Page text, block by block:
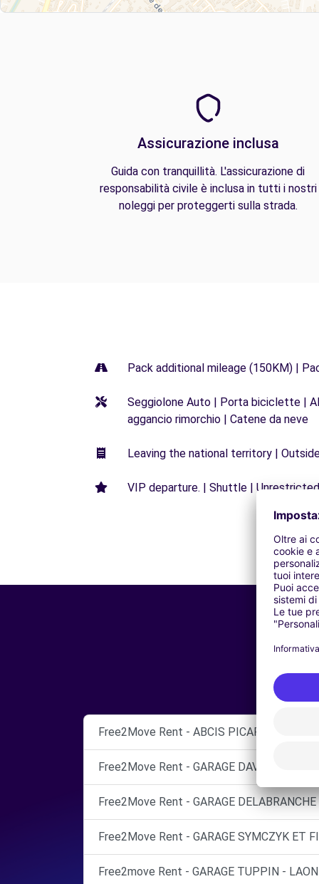
Assicurazione inclusa
Guida con tranquillità. L'assicurazione di
responsabilità civile è inclusa in tutti i nostri
noleggi per proteggerti sulla strada.
Pack additional mileage (150KM) |
Seggiolone Auto | Porta biciclette |
aggancio rimorchio | Catene da neve
Leaving the national territory |
VIP departure. | Shuttle |
Free2Move Rent - ABCIS PICARDIE
Free2Move Rent - GARAGE DAVID SOIRON
Free2Move Rent - GARAGE
Free2Move Rent - GARAGE SYMCZYK ET
Free2move Rent - GARAGE TUPPIN -